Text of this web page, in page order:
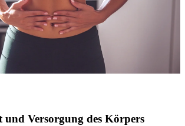
und Versorgung des Körpers